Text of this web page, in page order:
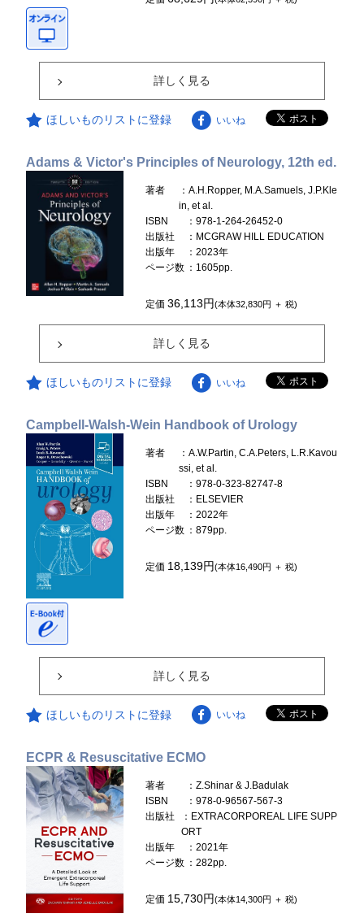
詳しく見る
ほしいものリストに登録 いいね
Adams & Victor's Principles of Neurology, 12th ed.
著者
：A.H.Ropper, M.A.Samuels, J.P.Kle
in, et al.
ISBN
：978-1-264-26452-0
出版社
：MCGRAW HILL EDUCATION
出版年
：2023年
ページ数 ：1605pp.
定価36,113円(本体32,830円 ＋ 税)
詳しく見る
ほしいものリストに登録 いいね
Campbell-Walsh-Wein Handbook of Urology
著者
：A.W.Partin, C.A.Peters, L.R.Kavou
ssi, et al.
ISBN
：978-0-323-82747-8
出版社
：ELSEVIER
出版年
：2022年
ページ数 ：879pp.
定価 18,139円(本体16,490円 ＋ 税)
詳しく見る
ほしいものリストに登録 いいね
ECPR & Resuscitative ECMO
著者
：Z.Shinar & J.Badulak
ISBN
：978-0-96567-567-3
出版社
：EXTRACORPOREAL LIFE SUPP
ORT
出版年
：2021年
ページ数 ：282pp.
定価 15,730円(本体14,300円 ＋ 税)